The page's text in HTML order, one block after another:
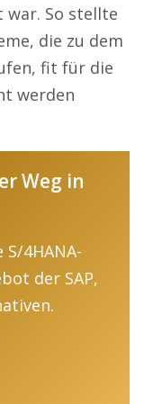
war. So stellte
die zu dem
fit für die
werden
Weg in
S/4HANA-
der SAP,